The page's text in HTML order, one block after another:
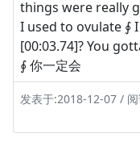
things were really
I used to ovulate ∮
[00:03.74]? You
∮ 你一定会
发表于:2018-12-07 /